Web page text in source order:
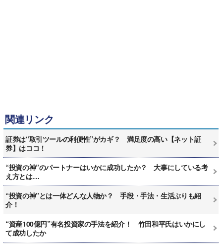
関連リンク
証券は“取引ツールの利便性”がカギ？ 満足度の高い【ネット証
券】はココ！
“投資の神”のパートナーはいかに成功したか？ 大事にしている考
え方とは…
“投資の神”とは一体どんな人物か？ 手段・手法・生活ぶりも紹
介！
“資産100億円”有名投資家の手法を紹介！ 竹田和平氏はいかにし
て成功したか